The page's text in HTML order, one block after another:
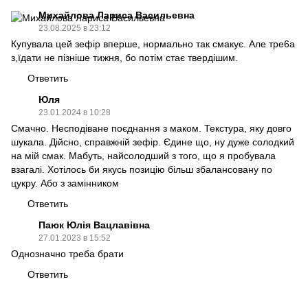
Михайлова Лариса Васильевна
23.08.2025 в 23:12
Купувала цей зефір вперше, нормально так смакує. Але тре6а
з,їдати не пізніше тижня, бо потім стає твердішим.
Ответить
Юля
23.01.2024 в 10:28
Смачно. Несподіване поєднання з маком. Текстура, яку довго
шукала. Дійсно, справжній зефір. Єдине що, ну дуже солодкий
на мій смак. Мабуть, найсолодший з того, що я пробувала
взагалі. Хотілось би якусь позицію більш збалансовану по
цукру. Або з замінником
Ответить
Паюк Юлія Вацлавівна
27.01.2023 в 15:52
Однозначно треба брати
Ответить